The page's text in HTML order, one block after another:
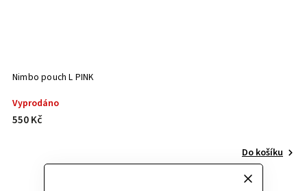
Nimbo pouch L PINK
Vyprodáno
550 Kč
Do košíku